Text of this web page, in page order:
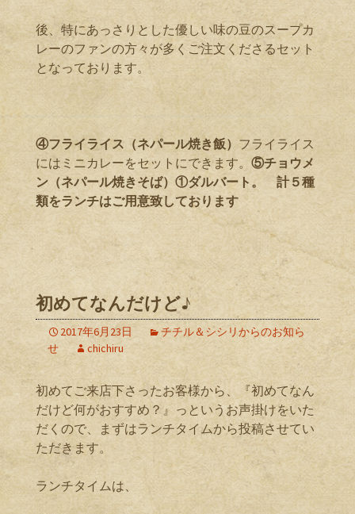
後、特にあっさりとした優しい味の豆のスープカ
レーのファンの方々が多くご注文くださるセット
となっております。
④フライライス（ネパール焼き飯） フライライス
にはミニカレーをセットにできます。 ⑤チョウメ
ン（ネパール焼きそば）①ダルバート。 計５種
類をランチはご用意致しております
初めてなんだけど♪
2017年6月23日
チチル＆シシリからのお知ら
せ
chichiru
初めてご来店下さったお客様から、『初めてなん
だけど何がおすすめ？』っというお声掛けをいた
だくので、まずはランチタイムから投稿させてい
ただきます。
ランチタイムは、